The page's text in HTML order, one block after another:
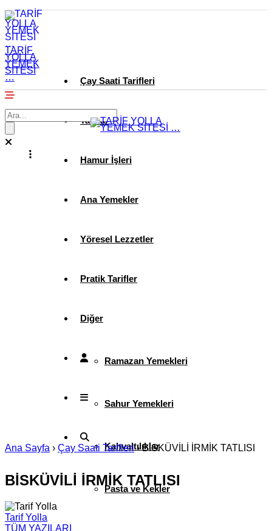
TARİF
YOLLA
YEMEK
SİTESİ
… Çay Saati Tarifleri
Tatlılar
Hamur İşleri
Ana Yemekler
Yöresel Lezzetler
Pratik Tarifler
Diğer
Ramazan Yemekleri
Sahur Yemekleri
Kahvaltılıklar
Pasta ve Kekler
Ana Sayfa › Çay Saati Tarifleri›BİSKÜVİLİ İRMİK TATLISI
BİSKÜVİLİ İRMİK TATLISI
Tarif Yolla
TÜM YAZILARI